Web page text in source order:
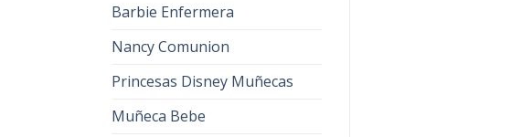
Barbie Enfermera
Nancy Comunion
Princesas Disney Muñecas
Muñeca Bebe